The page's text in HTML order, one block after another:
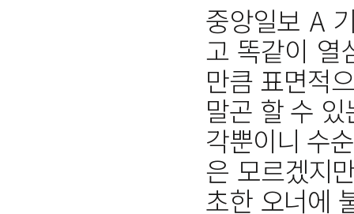
중앙일보 A
고 똑같이 열
만큼 표면적
말곤 할 수
각뿐이니 수
은 모르겠지
초한 오너에